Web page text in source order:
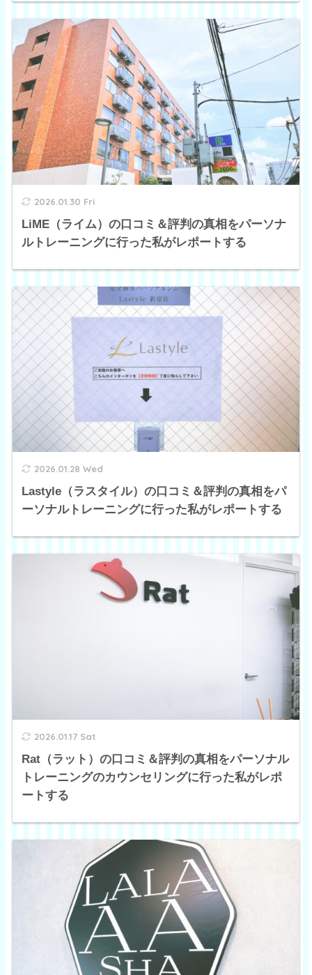
2026.01.30 Fri
LiME（ライム）の口コミ＆評判の真相をパーソナ
ルトレーニングに行った私がレポートする
2026.01.28 Wed
Lastyle（ラスタイル）の口コミ＆評判の真相をパ
ーソナルトレーニングに行った私がレポートする
2026.01.17 Sat
Rat（ラット）の口コミ＆評判の真相をパーソナル
トレーニングのカウンセリングに行った私がレポ
ートする